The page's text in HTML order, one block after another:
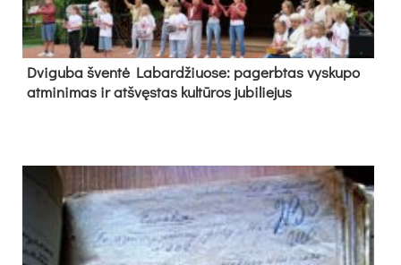
Dvi­gu­ba šven­tė La­bar­džiuo­se: pa­gerb­tas vys­ku­po
at­mi­ni­mas ir at­švęs­tas kul­tū­ros ju­bi­lie­jus